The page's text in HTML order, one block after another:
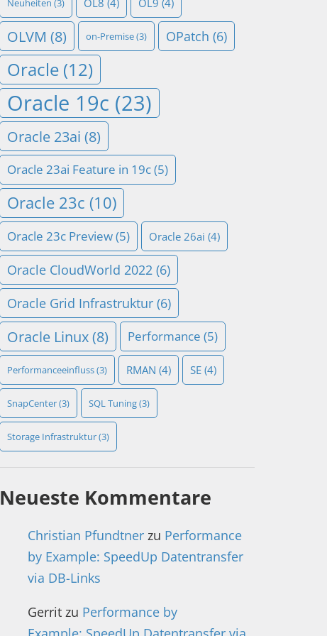
Neuheiten (3) OL8 (4) OL9 (4)
OLVM (8) on-Premise(3) OPatch (6)
Oracle (12)
Oracle 19c (23)
Oracle 23ai (8)
Oracle 23ai Feature in 19c(5)
Oracle 23c (10)
Oracle 23c Preview(5) Oracle 26ai (4)
Oracle CloudWorld 2022 (6)
Oracle Grid Infrastruktur (6)
Oracle Linux(8) Performance (5)
Performanceeinfluss(3) RMAN (4) SE (4)
SnapCenter(3) SQL Tuning(3)
Storage Infrastruktur(3)
Neueste Kommentare
Christian Pfundtner zu Performance
by Example: SpeedUp Datentransfer
via DB-Links
Gerrit zu Performance by